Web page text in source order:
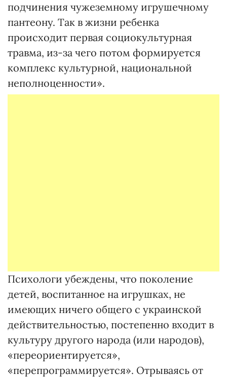
подчинения чужеземному игрушечному
пантеону. Так в жизни ребенка
происходит первая социокультурная
травма, из-за чего потом формируется
комплекс культурной, национальной
неполноценности».
Психологи убеждены, что поколение
детей, воспитанное на игрушках, не
имеющих ничего общего с украинской
действительностью, постепенно входит в
культуру другого народа (или народов),
«переориентируется»,
«перепрограммируется». Отрываясь от